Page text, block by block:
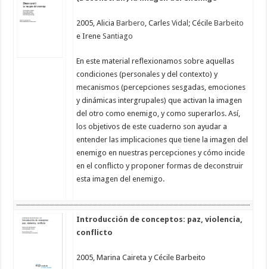
2005, AliciaBarbero, CarlesVidal ; CécileBarbeito
e IreneSantiago
En este material reflexionamos sobre aquellas
condiciones (personales y del contexto) y
mecanismos (percepciones sesgadas, emociones
y dinámicas intergrupales) que activan la imagen
del otro como enemigo, y como superarlos. Así,
los objetivos de este cuaderno son ayudar a
entender las implicaciones que tiene la imagen del
enemigo en nuestras percepciones y cómo incide
en el conflicto y proponer formas de deconstruir
esta imagen del enemigo.
Introducción de conceptos: paz, violencia,
conflicto
2005, Marina Caireta y Cécile Barbeito